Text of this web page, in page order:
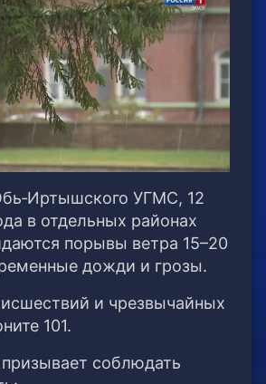
УГМС, 12
в отдельных районах
порывы ветра 15–20
дожди и грозы.
и чрезвычайных
101.
соблюдать